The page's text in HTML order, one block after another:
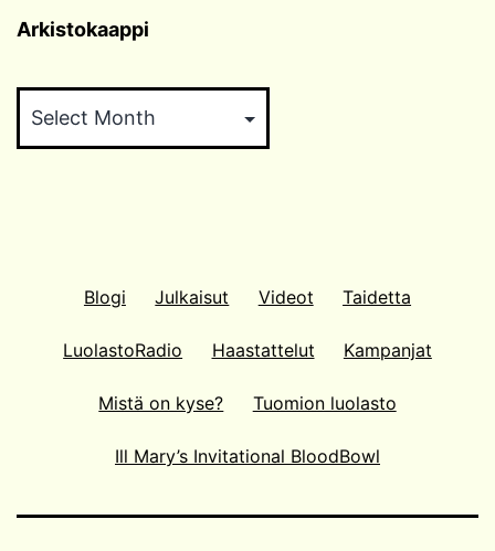
Arkistokaappi
Blogi Julkaisut Videot Taidetta
LuolastoRadio Haastattelut Kampanjat
Mistä on kyse? Tuomion luolasto
Ill Mary’s Invitational BloodBowl